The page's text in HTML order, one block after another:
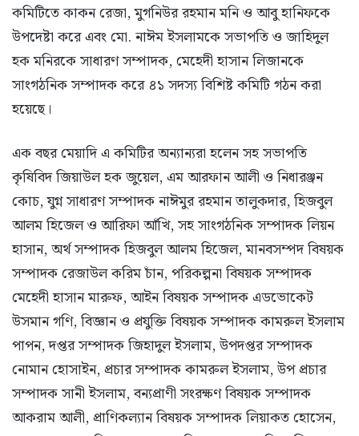
কমিটিতে কাকন রেজা, মুগনিউর রহমান মনি ও আবু হানিফকে
উপদেষ্টা করে এবং মো. নাঈম ইসলামকে সভাপতি ও জাহিদুল
হক মনিরকে সাধারণ সম্পাদক, মেহেদী হাসান লিজানকে
সাংগঠনিক সম্পাদক করে ৪১ সদস্য বিশিষ্ট কমিটি গঠন করা
হয়েছে।
এক বছর মেয়াদি এ কমিটির অন্যান্যরা হলেন সহ সভাপতি
কৃষিবিদ জিয়াউল হক জুয়েল, এম আরফান আলী ও নিধারঞ্জন
কোচ, যুগ্ন সাধারণ সম্পাদক নাঈমুর রহমান তালুকদার, হিজবুল
আলম হিজেল ও আরিফা আঁখি, সহ সাংগঠনিক সম্পাদক লিয়ন
হাসান, অর্থ সম্পাদক হিজবুল আলম হিজেল, মানবসম্পদ বিষয়ক
সম্পাদক রেজাউল করিম চাঁন, পরিকল্পনা বিষয়ক সম্পাদক
মেহেদী হাসান মারুফ, আইন বিষয়ক সম্পাদক এডভোকেট
উসমান গণি, বিজ্ঞান ও প্রযুক্তি বিষয়ক সম্পাদক কামরুল ইসলাম
পাপন, দপ্তর সম্পাদক জিহাদুল ইসলাম, উপদপ্তর সম্পাদক
নোমান হোসাইন, প্রচার সম্পাদক কামরুল ইসলাম, উপ প্রচার
সম্পাদক সানী ইসলাম, বন্যপ্রাণী সংরক্ষণ বিষয়ক সম্পাদক
আকরাম আলী, প্রাণিকল্যান বিষয়ক সম্পাদক লিয়াকত হোসেন,